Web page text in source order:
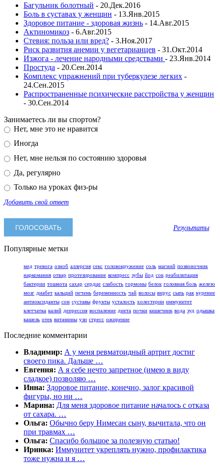
Багульник болотный - 20.Дек.2016
Боль в суставах у женщин - 13.Янв.2015
Здоровое питание - здоровая жизнь - 14.Авг.2015
Актиномикоз - 6.Авг.2015
Стевия: польза или вред? - 3.Ноя.2017
Риск развития анемии у вегетарианцев - 31.Окт.2014
Изжога - лечение народными средствами - 23.Янв.2014
Простуда - 20.Сен.2014
Комплекс упражнений при туберкулезе легких -
24.Сен.2015
Распространенные психические расстройства у женщин
- 30.Сен.2014
Занимаетесь ли вы спортом?
Нет, мне это не нравится
Иногда
Нет, мне нельзя по состоянию здоровья
Да, регулярно
Только на уроках физ-ры
Добавить свой ответ
Результаты
Популярные метки
мед тревога озноб аллергия секс головокружение соль магний позвоночник
наркомания отвар протезирование компресс зубы йод сок реабилитация
бактерии тошнота сахар сердце слабость гормоны белок головная боль железо
мозг диабет кальций печень беременность чай волосы вирус сыпь рак курение
антиоксиданты сон суставы фрукты усталость холестерин иммунитет
клетчатка калий депрессия воспаление диета почки кишечник вода зуд одышка
кашель отек витамины узи стресс ожирение
Последние комментарии
Владимир: А у меня ревматоидный артрит достиг
своего пика. Дальше …
Евгения: А я себе нечто запретное (имею в виду
сладкое) позволяю …
Инна: Здоровое питание, конечно, залог красивой
фигуры, но ни …
Марина: Для меня здоровое питание началось с отказа
от сахара. …
Ольга: Обычно беру Нимесан сыну, вычитала, что он
при травмах …
Ольга: Спасибо большое за полезную статью!
Иринка: Иммунитет укреплять нужно, профилактика
тоже нужна и я …